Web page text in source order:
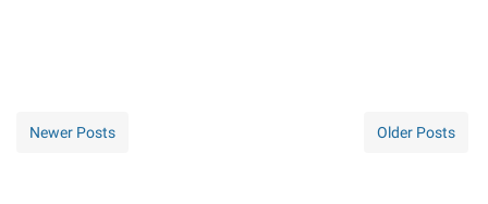
Newer Posts Older Posts